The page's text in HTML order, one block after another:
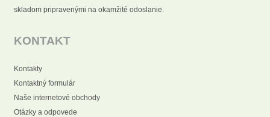
skladom pripravenými na okamžité odoslanie.
KONTAKT
Kontakty
Kontaktný formulár
Naše internetové obchody
Otázky a odpovede